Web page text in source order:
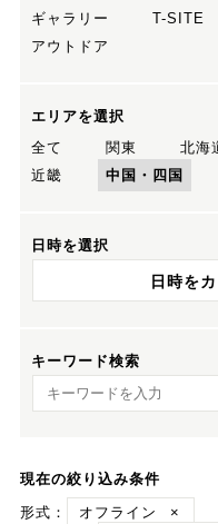
ギャラリー
T-SITE
アウトドア
エリアを選択
全て
関東 北海
近畿
中国・四国
日時を選択
日時を
キーワード検索
キーワード検索
現在の絞り込み条件
形式：
オフライン
×